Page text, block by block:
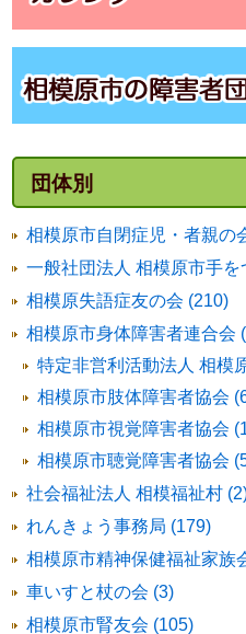
団体別
相模原市自閉症児・者親の
一般社団法人 相模原市手
相模原失語症友の会 (210)
相模原市身体障害者連合会
特定非営利活動法人 相模
相模原市肢体障害者協会
相模原市視覚障害者協会
相模原市聴覚障害者協会
社会福祉法人 相模福祉村
れんきょう事務局 (179)
相模原市精神保健福祉家族
車いすと杖の会 (3)
相模原市腎友会 (105)